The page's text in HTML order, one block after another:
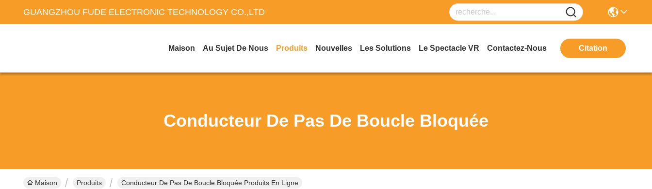
GUANGZHOU FUDE ELECTRONIC TECHNOLOGY CO.,LTD
Maison Au Sujet De Nous Produits Nouvelles Les Solutions Le Spectacle VR Contactez-Nous Citation
Conducteur De Pas De Boucle Bloquée
Maison Produits Conducteur De Pas De Boucle Bloquée Produits En Ligne